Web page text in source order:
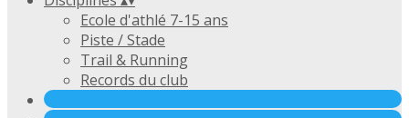
Ecole d'athlé 7-15 ans
Piste / Stade
Trail & Running
Records du club